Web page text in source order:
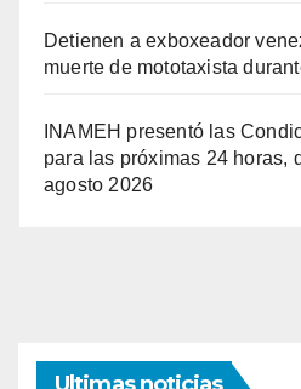
Detienen a exboxeador
muerte de mototaxista
INAMEH presentó las
para las próximas 24 horas,
agosto 2026